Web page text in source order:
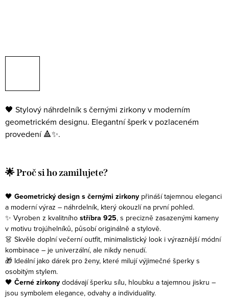
🖤 Stylový náhrdelník s černými zirkony v moderním
geometrickém designu. Elegantní šperk v pozlaceném
provedení 🔺✨.
🌟 Proč si ho zamilujete?
🖤 Geometrický design s černými zirkony přináší tajemnou eleganci
a moderní výraz – náhrdelník, který okouzlí na první pohled.
✨ Vyroben z kvalitního stříbra 925, s precizně zasazenými kameny
v motivu trojúhelníků, působí originálně a stylově.
👗 Skvěle doplní večerní outfit, minimalistický look i výraznější módní
kombinace – je univerzální, ale nikdy nenudí.
🎁 Ideální jako dárek pro ženy, které milují výjimečné šperky s
osobitým stylem.
🖤 Černé zirkony dodávají šperku sílu, hloubku a tajemnou jiskru –
jsou symbolem elegance, odvahy a individuality.